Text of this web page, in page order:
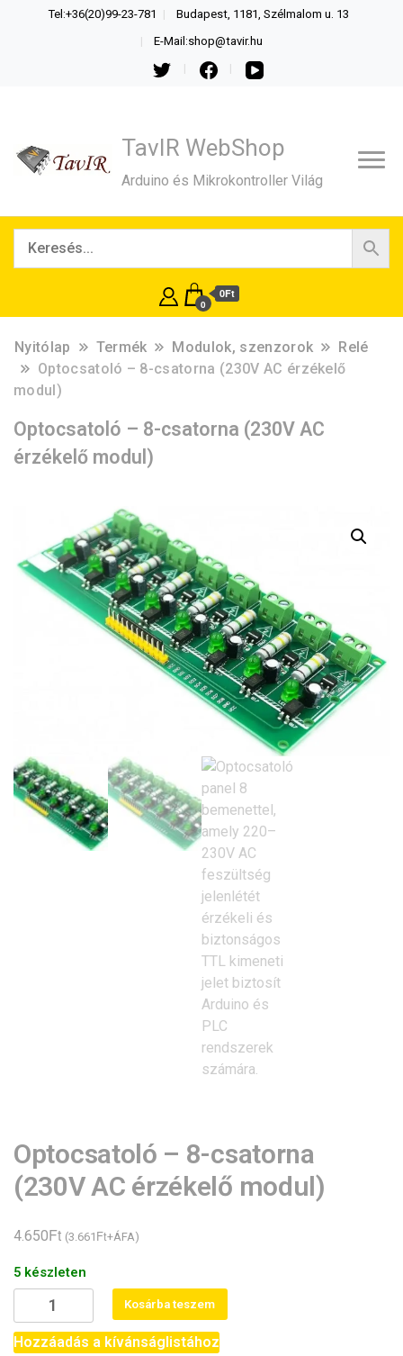
Tel:+36(20)99-23-781 Budapest, 1181, Szélmalom u. 13
E-Mail:shop@tavir.hu
TavIR WebShop
Arduino és Mikrokontroller Világ
0
0Ft
Nyitólap Termék Modulok, szenzorok
Relé
Optocsatoló – 8-csatorna (230V AC érzékelő
modul)
Optocsatoló – 8-csatorna (230V AC
érzékelő modul)
Optocsatoló – 8-csatorna
(230V AC érzékelő modul)
4.650Ft (3.661 Ft+ÁFA)
5 készleten
Optocsatoló
-
8-
Kosárba teszem
Hozzáadás a kívánságlistához